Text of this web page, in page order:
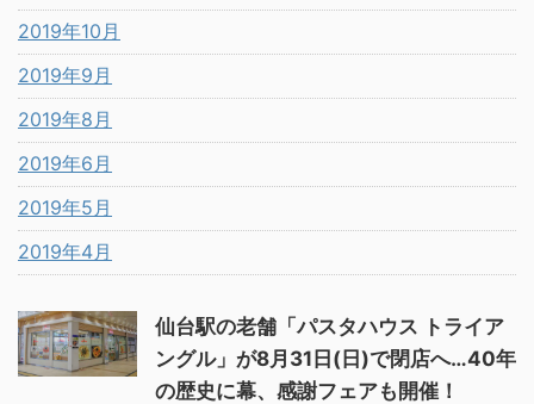
2019年10月
2019年9月
2019年8月
2019年6月
2019年5月
2019年4月
仙台駅の老舗「パスタハウス トライア
ングル」が8月31日(日)で閉店へ…40年
の歴史に幕、感謝フェアも開催！